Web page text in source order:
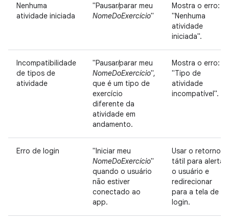
Nenhuma
atividade iniciada
"Pausar/parar meu
NomeDoExercício"
Mostra o erro:
"Nenhuma
atividade
iniciada".
Incompatibilidade
de tipos de
atividade
"Pausar/parar meu
NomeDoExercício",
que é um tipo de
exercício
diferente da
atividade em
andamento.
Mostra o erro:
"Tipo de
atividade
incompatível".
Erro de login
"Iniciar meu
NomeDoExercício"
quando o usuário
não estiver
conectado ao
app.
Usar o retorno
tátil para alertar
o usuário e
redirecionar
para a tela de
login.